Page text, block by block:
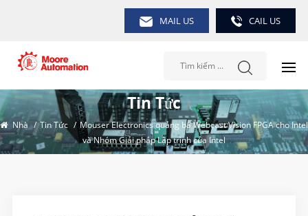
MAIL US CAIL US
Tin Tức
Nhà / Tin Tức / Mouser Electronics quảng bá Webcast Vision FPGA cho Intel
và Nhóm Giải pháp Lập trình của Intel